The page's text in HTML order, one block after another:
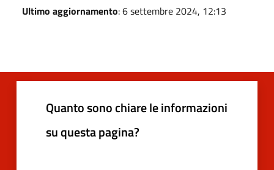
Ultimo aggiornamento: 6 settembre 2024, 12:13
Quanto sono chiare le informazioni
su questa pagina?